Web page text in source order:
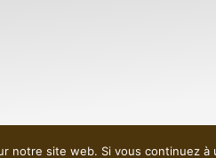
notre site web. Si vous continuez